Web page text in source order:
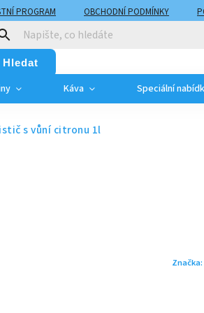
PROGRAM OBCHODNÍ PODMÍNKY
Hledat
Káva Speciální
s vůní citronu 1l
Značka: